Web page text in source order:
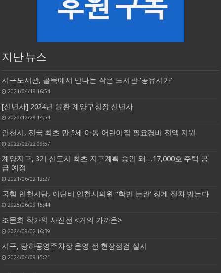
지난 뉴스
서구도서관, 골목에서 만나는 작은 도서관 ‘공유서가’
2021/04/19 16:54
[신년사] 2024년 윤환 계양구청장 신년사
2023/12/29 14:54
인천시, 전국 최초 만 5세 아동 어린이집 필요경비 전액 지원
2022/02/22 09:57
계양지구, 3기 신도시 최초 지구계획 승인 돼…17,000호 주택 공
급 예정
2021/06/02 12:27
국힘 인천시당, 이단비 인천시의원 “학벌 논란‘ 징계 절차 밟는다
2025/06/09 15:44
조문희 작가의 사진전 <거의 가까운>
2024/09/02 16:39
서구, 당하공영주차장 운영 전 현장점검 실시
2024/04/09 15:21